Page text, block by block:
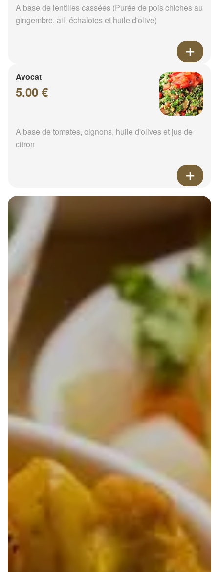
A base de lentilles cassées (Purée de pois chiches au
gingembre, ail, échalotes et huile d'olive)
Avocat
5.00 €
A base de tomates, oignons, huile d'olives et jus de
citron